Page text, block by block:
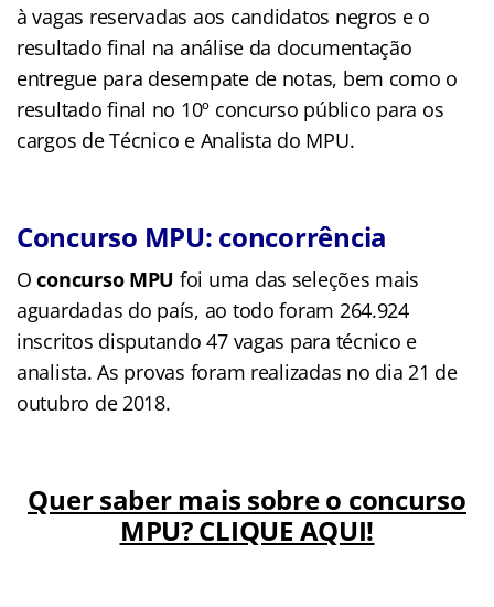
à vagas reservadas aos candidatos negros e o
resultado final na análise da documentação
entregue para desempate de notas, bem como o
resultado final no 10º concurso público para os
cargos de Técnico e Analista do MPU.
Concurso MPU: concorrência
Oconcurso MPU foi uma das seleções mais
aguardadas do país, ao todo foram 264.924
inscritos disputando 47 vagas para técnico e
analista. As provas foram realizadas no dia 21 de
outubro de 2018.
Quer saber mais sobre o concurso
MPU? CLIQUE AQUI!